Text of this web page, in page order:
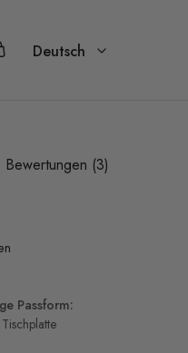
Deutsch
Nederlands – Vlaams
English
Bewertungen (3)
Passform: